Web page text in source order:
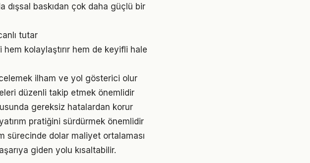
dışsal baskıdan çok daha güçlü bir
tutar
kolaylaştırır hem de keyifli hale
ilham ve yol gösterici olur
düzenli takip etmek önemlidir
gereksiz hatalardan korur
pratiğini sürdürmek önemlidir
sürecinde dolar maliyet ortalaması
giden yolu kısaltabilir.